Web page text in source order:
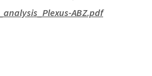
ABZ.pdf